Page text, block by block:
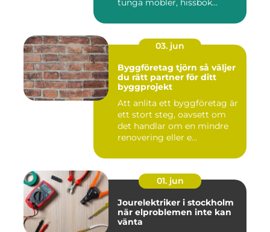
tunga möbler, hissbok...
03. jun
Byggföretag tjörn så väljer
du rätt partner för ditt
byggprojekt
Att anlita ett byggföretag är
ett stort steg, oavsett om
det handlar om en mindre
renovering eller e...
01. jun
Jourelektriker i stockholm
när elproblemen inte kan
vänta